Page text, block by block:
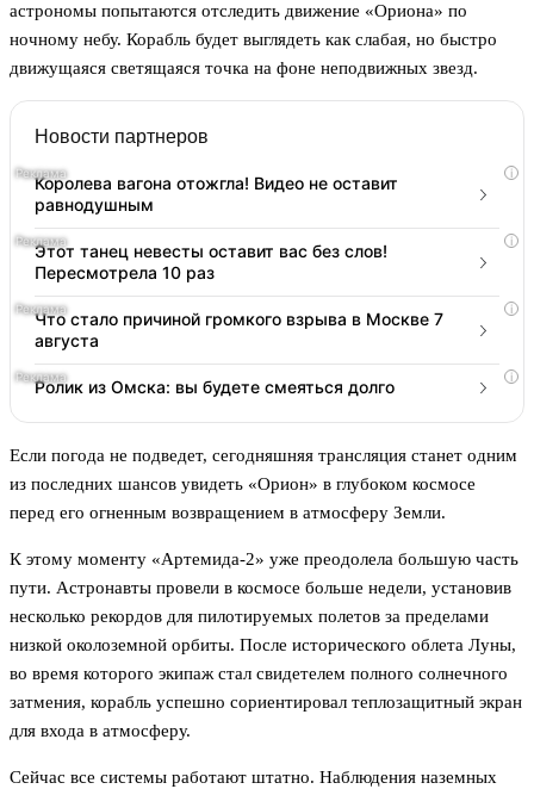
астрономы попытаются отследить движение «Ориона» по
ночному небу. Корабль будет выглядеть как слабая, но быстро
движущаяся светящаяся точка на фоне неподвижных звезд.
Новости партнеров
i
Королева вагона отожгла! Видео не оставит
равнодушным
i
Этот танец невесты оставит вас без слов!
Пересмотрела 10 раз
i
Что стало причиной громкого взрыва в Москве 7
августа
i
Ролик из Омска: вы будете смеяться долго
Если погода не подведет, сегодняшняя трансляция станет одним
из последних шансов увидеть «Орион» в глубоком космосе
перед его огненным возвращением в атмосферу Земли.
К этому моменту «Артемида-2» уже преодолела большую часть
пути. Астронавты провели в космосе больше недели, установив
несколько рекордов для пилотируемых полетов за пределами
низкой околоземной орбиты. После исторического облета Луны,
во время которого экипаж стал свидетелем полного солнечного
затмения, корабль успешно сориентировал теплозащитный экран
для входа в атмосферу.
Сейчас все системы работают штатно. Наблюдения наземных